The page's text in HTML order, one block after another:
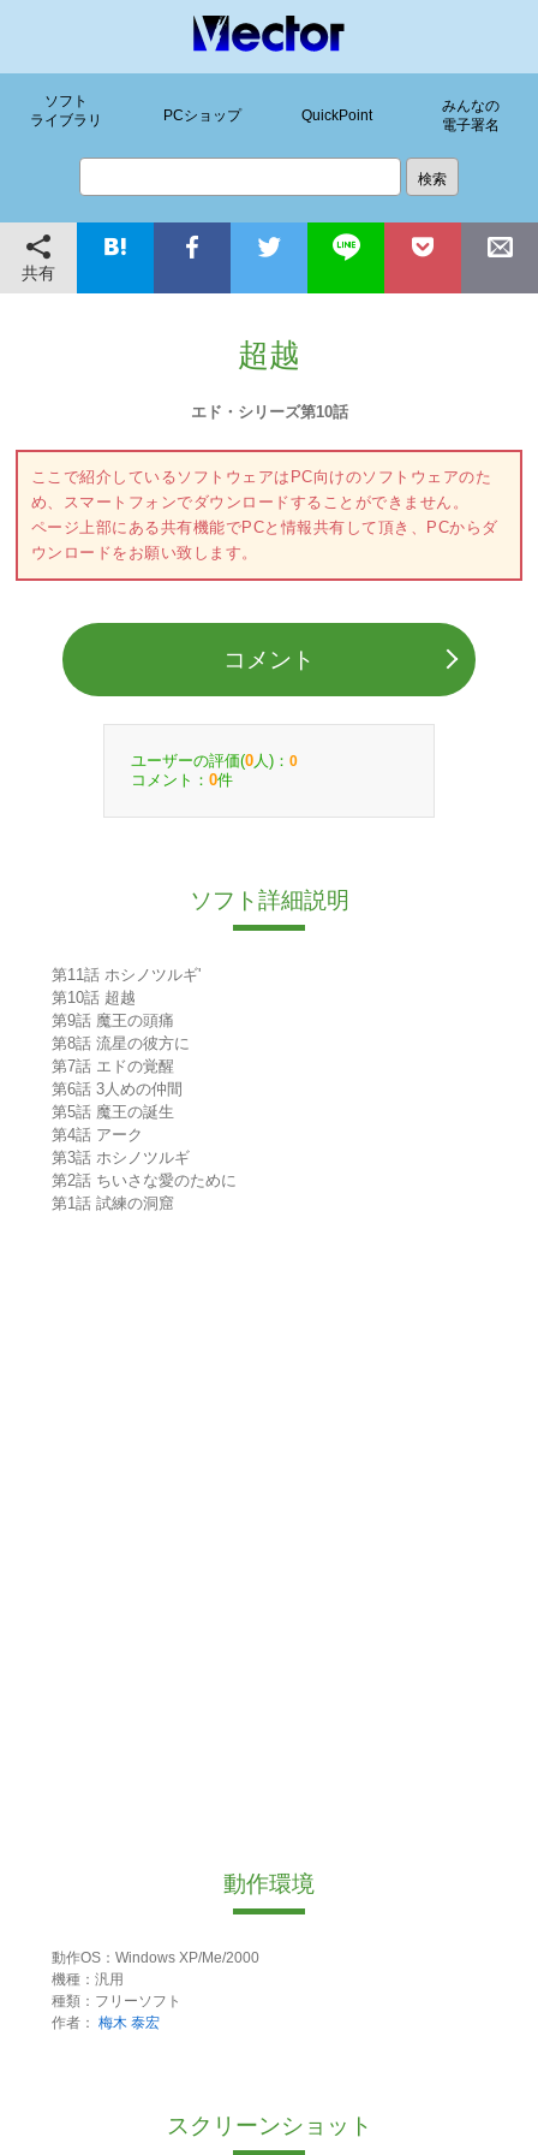
ソフト
ライブラリ
PCショップ QuickPoint
みんなの
電子署名
共有
超越
エド・シリーズ第10話
ここで紹介しているソフトウェアはPC向けのソフトウェアのた
め、スマートフォンでダウンロードすることができません。
ページ上部にある共有機能でPCと情報共有して頂き、PCからダ
ウンロードをお願い致します。
コメント
ユーザーの評価(0 人)： 0
コメント： 0件
ソフト詳細説明
第11話 ホシノツルギ'
第10話 超越
第9話 魔王の頭痛
第8話 流星の彼方に
第7話 エドの覚醒
第6話 3人めの仲間
第5話 魔王の誕生
第4話 アーク
第3話 ホシノツルギ
第2話 ちいさな愛のために
第1話 試練の洞窟
動作環境
動作OS：Windows XP/Me/2000
機種：汎用
種類：フリーソフト
作者： 梅木 泰宏
スクリーンショット